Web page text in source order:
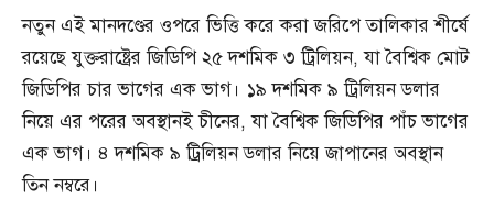
নতুন এই মানদণ্ডের ওপরে ভিত্তি করে করা জরিপে তালিকার শীর্ষে
রয়েছে যুক্তরাষ্ট্রের জিডিপি ২৫ দশমিক ৩ ট্রিলিয়ন, যা বৈশ্বিক মোট
জিডিপির চার ভাগের এক ভাগ। ১৯ দশমিক ৯ ট্রিলিয়ন ডলার
নিয়ে এর পরের অবস্থানই চীনের, যা বৈশ্বিক জিডিপির পাঁচ ভাগের
এক ভাগ। ৪ দশমিক ৯ ট্রিলিয়ন ডলার নিয়ে জাপানের অবস্থান
তিন নম্বরে।